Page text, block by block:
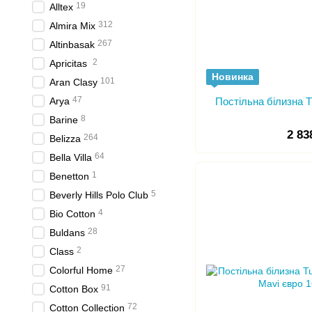
Новинка
Постільна білизна
2
Alltex 19
Almira Mix 312
Altinbasak 267
Apricitas 2
Aran Clasy 101
Arya 47
Barine 8
Belizza 264
Bella Villa 64
Benetton 1
Beverly Hills Polo Club 5
Bio Cotton 4
Buldans 28
Class 2
Colorful Home 27
Cotton Box 91
Cotton Collection 72